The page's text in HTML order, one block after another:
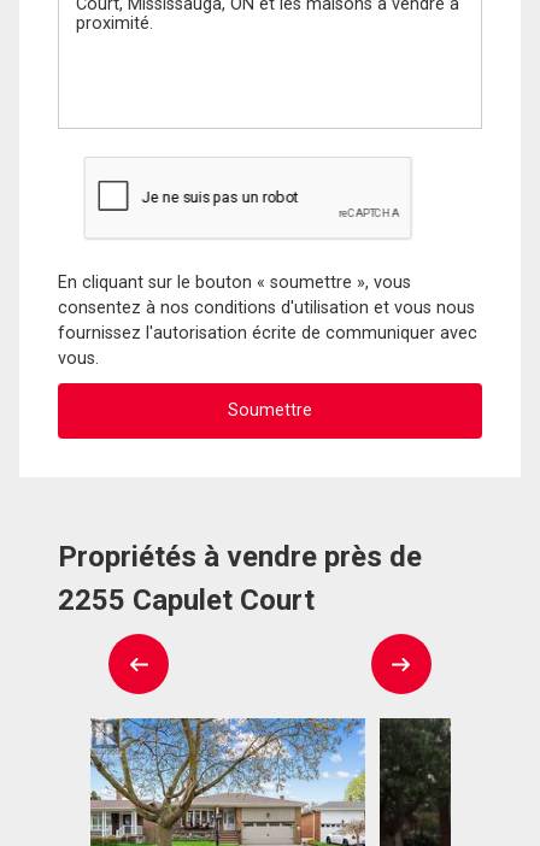
En cliquant sur le bouton « soumettre », vous
consentez à nos conditions d'utilisation et vous nous
fournissez l'autorisation écrite de communiquer avec
vous.
Propriétés à vendre près de
2255 Capulet Court